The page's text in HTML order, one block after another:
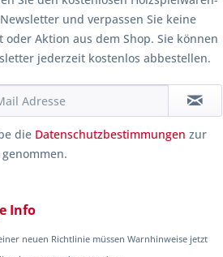
und verpassen Sie keine
oder Aktion aus dem Shop. Sie können
jederzeit kostenlos abbestellen.
die Datenschutzbestimmungen zur
Info
neuen Richtlinie müssen Warnhinweise jetzt